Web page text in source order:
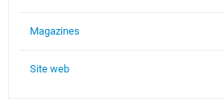
Magazines
Site web